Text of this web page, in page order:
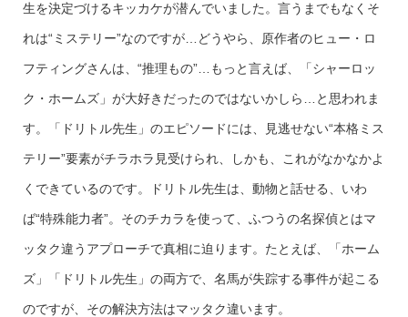
生を決定づけるキッカケが潜んでいました。言うまでもなくそ
れは“ミステリー”なのですが…どうやら、原作者のヒュー・ロ
フティングさんは、“推理もの”…もっと言えば、「シャーロッ
ク・ホームズ」が大好きだったのではないかしら…と思われま
す。「ドリトル先生」のエピソードには、見逃せない“本格ミス
テリー”要素がチラホラ見受けられ、しかも、これがなかなかよ
くできているのです。ドリトル先生は、動物と話せる、いわ
ば“特殊能力者”。そのチカラを使って、ふつうの名探偵とはマ
ッタク違うアプローチで真相に迫ります。たとえば、「ホーム
ズ」「ドリトル先生」の両方で、名馬が失踪する事件が起こる
のですが、その解決方法はマッタク違います。